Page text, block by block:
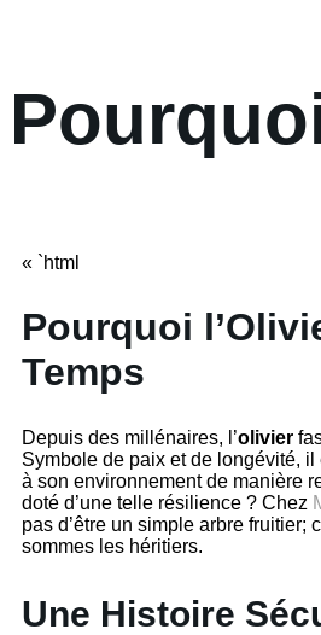
« `html
Pourquoi
Temps
Depuis des millénaires, l’olivier
Symbole de paix et de longévité,
à son environnement de manière
doté d’une telle résilience ? Chez
pas d’être un simple arbre fruitier;
sommes les héritiers.
Une Histoire